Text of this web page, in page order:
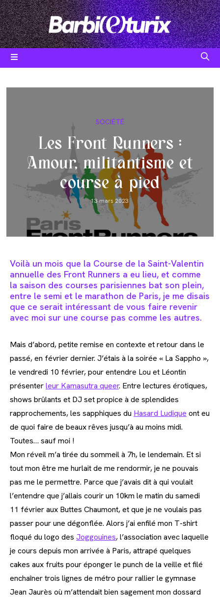
Skip
to
content
Post
SOCIÉTÉ
Les Front Runners :
Amour, militantisme et
course à pied
Post
published:
13 mars 2023
Voilà un mois que la Course de la Saint-Valentin
annuelle des Front Runners a eu lieu, et comme
la saison des courses parisiennes bat son plein,
entre le semi et le marathon de Paris, je me disais
que ce serait intéressant de vous faire revenir
avec moi sur une course pas comme les autres.
Mais d’abord, petite remise en contexte et retour dans le
passé, en février dernier. J’étais à la soirée « La Sappho »,
le vendredi 10 février, pour entendre Lou et Léontin
présenterleur Kamasutra queer. Entre lectures érotiques,
shows brûlants et DJ set propice à de splendides
rapprochements, les sapphiques du Hasard Ludique ont eu
de quoi faire de beaux rêves jusqu’à au moins midi.
Toutes… sauf moi !
Mon réveil m’a tirée du sommeil à 7h, le lendemain. Et si
tout mon être me hurlait de me rendormir, je ne pouvais
pas me le permettre. Parce que j’avais dit à qui voulait
l’entendre que j’allais courir un 10km le matin du samedi
11 février aux Buttes Chaumont, et que je ne voulais pas
passer pour une dégonflée. Alors j’ai enfilé mon T-shirt
floqué du logo des Joggouines, l’association avec laquelle
je cours depuis mon arrivée à Paris, attrapé quelques
cakes aux fruits pour éponger le punch de la veille et filé
enchaîner trois lignes de métro pour rallier le gymnase
Jean Jaurès où m’attendait bien sagement mon dossard